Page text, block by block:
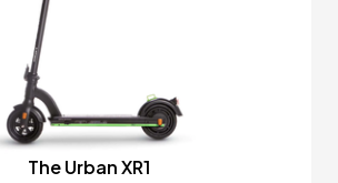
The Urban XR1